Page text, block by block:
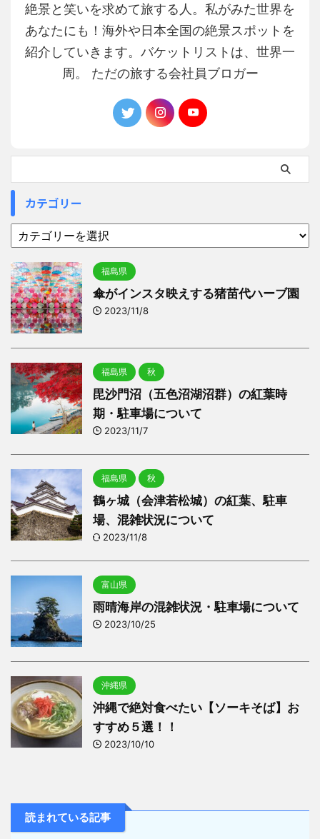
絶景と笑いを求めて旅する人。私がみた世界を
あなたにも！海外や日本全国の絶景スポットを
紹介していきます。バケットリストは、世界一
周。 ただの旅する会社員ブロガー
カテゴリー
福島県
傘がインスタ映えする猪苗代ハーブ園
2023/11/8
福島県 秋
毘沙門沼（五色沼湖沼群）の紅葉時
期・駐車場について
2023/11/7
福島県 秋
鶴ヶ城（会津若松城）の紅葉、駐車
場、混雑状況について
2023/11/8
富山県
雨晴海岸の混雑状況・駐車場について
2023/10/25
沖縄県
沖縄で絶対食べたい【ソーキそば】お
すすめ５選！！
2023/10/10
読まれている記事